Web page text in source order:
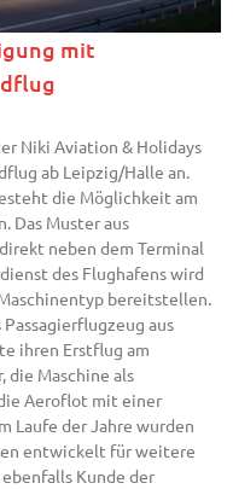
mit
Niki Aviation & Holidays
ab Leipzig/Halle an.
die Möglichkeit am
Das Muster aus
neben dem Terminal
des Flughafens wird
bereitstellen.
aus
ihren Erstflug am
die Maschine als
Aeroflot mit einer
Laufe der Jahre wurden
entwickelt für weitere
Kunde der